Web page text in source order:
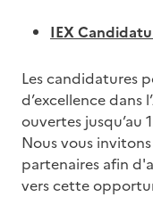
IEX
Les candidatures
d’excellence dans
ouvertes jusqu’au
Nous vous
partenaires afin
vers cette